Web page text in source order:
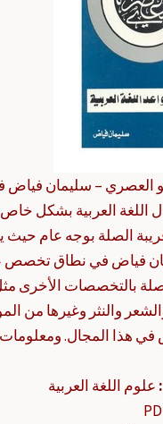
العصري – سليمان فياض
اللغة العربية بشكل
الصلة بوجه عام حيث
فياض في نطاق تخصص
بالتخصصات الأخرى مثل
والنثر وغيرها من
في هذا المجال.
علوم اللغة العربية